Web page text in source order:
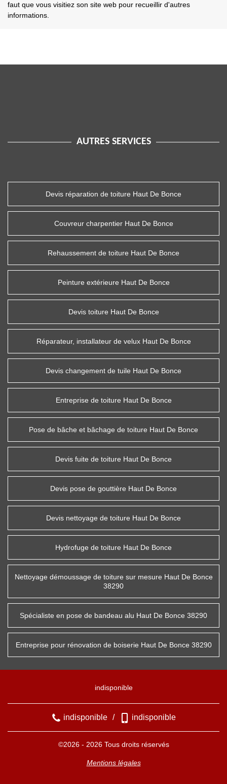
faut que vous visitiez son site web pour recueillir d'autres
informations.
AUTRES SERVICES
Devis réparation de toiture Haut De Bonce
Couvreur charpentier Haut De Bonce
Rehaussement de toiture Haut De Bonce
Peinture extérieure Haut De Bonce
Devis toiture Haut De Bonce
Réparateur, installateur de velux Haut De Bonce
Devis changement de tuile Haut De Bonce
Entreprise de toiture Haut De Bonce
Pose de bâche et bâchage de toiture Haut De Bonce
Devis fuite de toiture Haut De Bonce
Devis pose de gouttière Haut De Bonce
Devis nettoyage de toiture Haut De Bonce
Hydrofuge de toiture Haut De Bonce
Nettoyage démoussage de toiture sur mesure Haut De Bonce
38290
Spécialiste en pose de bandeau alu Haut De Bonce 38290
Entreprise pour rénovation de boiserie Haut De Bonce 38290
indisponible
indisponible / indisponible
©2026 - 2026 Tous droits réservés
Mentions légales